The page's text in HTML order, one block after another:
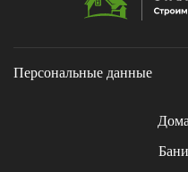
Персональные данные